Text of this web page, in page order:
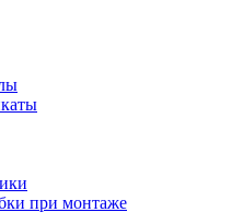
при монтаже